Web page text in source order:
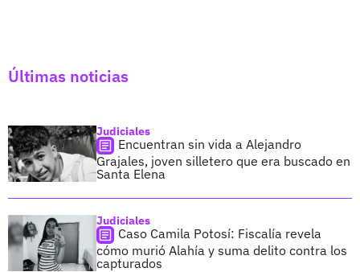
Últimas noticias
Judiciales
Encuentran sin vida a Alejandro
Grajales, joven silletero que era buscado en
Santa Elena
Judiciales
Caso Camila Potosí: Fiscalía revela
cómo murió Alahía y suma delito contra los
capturados